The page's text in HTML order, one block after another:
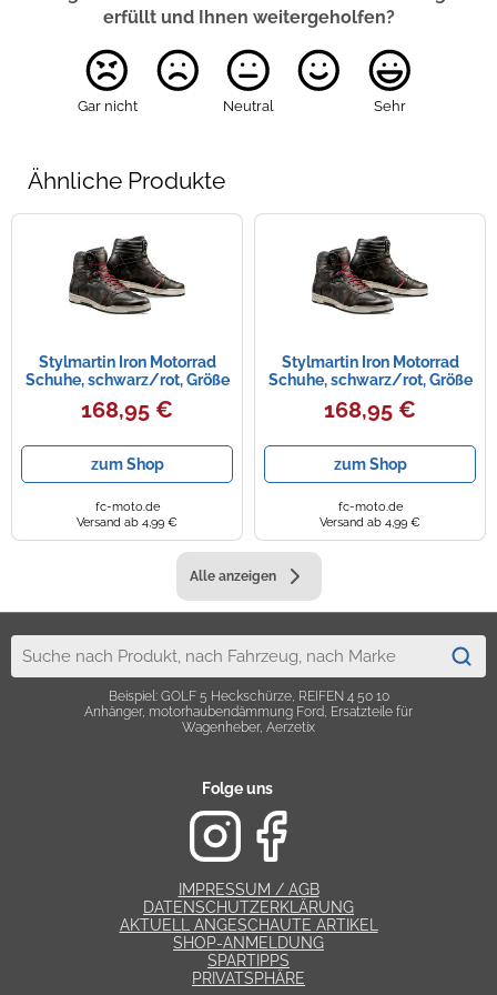
erfüllt und Ihnen weitergeholfen?
Gar nicht Neutral Sehr
Ähnliche Produkte
Stylmartin Iron Motorrad
Schuhe, schwarz/rot, Größe
168,95 €
zum Shop
fc-moto.de
Versand ab 4,99 €
Stylmartin Iron Motorrad
Schuhe, schwarz/rot, Größe
168,95 €
zum Shop
fc-moto.de
Versand ab 4,99 €
Alle anzeigen
Beispiel: GOLF 5 Heckschürze, REIFEN 4 50 10
Anhänger, motorhaubendämmung Ford, Ersatzteile für
Wagenheber, Aerzetix
Folge uns
IMPRESSUM / AGB
DATENSCHUTZERKLÄRUNG
AKTUELL ANGESCHAUTE ARTIKEL
SHOP-ANMELDUNG
SPARTIPPS
PRIVATSPHÄRE